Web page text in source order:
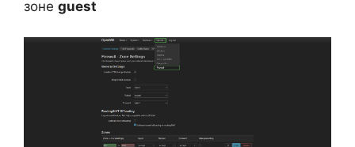
зоне guest